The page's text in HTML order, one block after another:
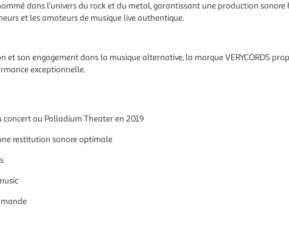
dans l'univers du rock et du metal, garantissant une production
et les amateurs de musique live authentique.
son engagement dans la musique alternative, la marque VERYCORDS
exceptionnelle.
au Palladium Theater en 2019
restitution sonore optimale